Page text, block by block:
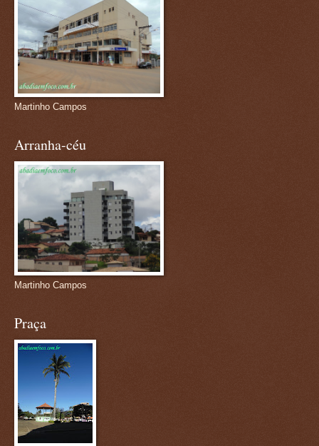
Martinho Campos
Arranha-céu
Martinho Campos
Praça